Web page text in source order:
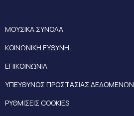
ΜΟΥΣΙΚΑ ΣΥΝΟΛΑ
ΚΟΙΝΩΝΙΚΗ ΕΥΘΥΝΗ
ΕΠΙΚΟΙΝΩΝΙΑ
ΥΠΕΥΘΥΝΟΣ ΠΡΟΣΤΑΣΙΑΣ ΔΕΔΟΜΕΝΩΝ
ΡΥΘΜΙΣΕΙΣ COOKIES